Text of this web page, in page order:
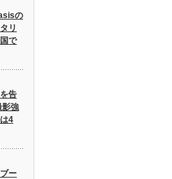
の
リ
で
告
影強
4
ー